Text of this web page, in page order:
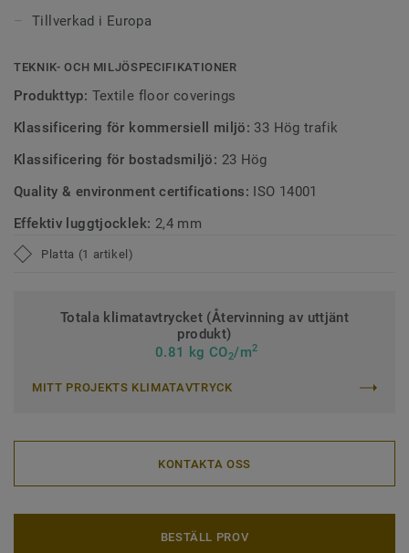
jämfört med ett standardgolv och jämfört med ett
Tillverkad i Europa
TEKNIK- OCH MILJÖSPECIFIKATIONER
Produkttyp: Textile floor coverings
Klassificering för kommersiell miljö: 33 Hög trafik
Klassificering för bostadsmiljö: 23 Hög
Quality & environment certifications: ISO 14001
Effektiv luggtjocklek: 2,4 mm
Platta (1 artikel)
Totala klimatavtrycket (Återvinning av uttjänt
produkt)
0.81 kg CO2/m2
MITT PROJEKTS KLIMATAVTRYCK
KONTAKTA OSS
BESTÄLL PROV